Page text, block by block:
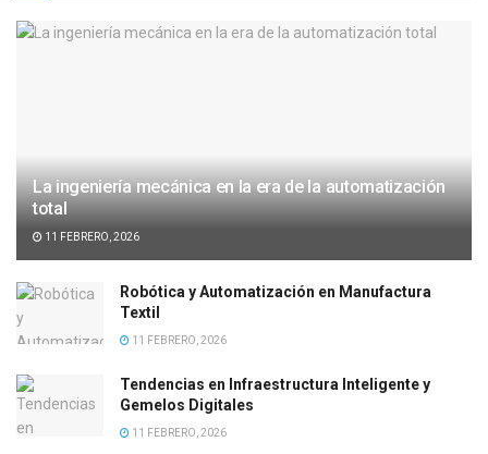
La ingeniería mecánica en la era de la automatización
total
11 FEBRERO, 2026
Robótica y Automatización en Manufactura
Textil
11 FEBRERO, 2026
Tendencias en Infraestructura Inteligente y
Gemelos Digitales
11 FEBRERO, 2026